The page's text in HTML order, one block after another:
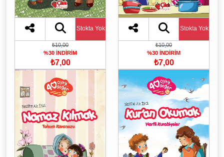
Stokta Yok
₺10,00
%30 İNDİRİM
₺7,00
Stokta Yok
₺10,00
%30 İNDİRİM
₺7,00